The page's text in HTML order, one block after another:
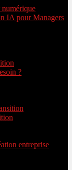
numérique
IA pour Managers
?
entreprise